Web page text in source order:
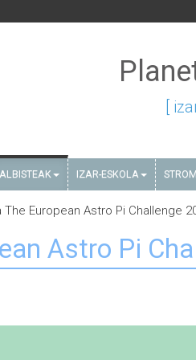
[
ALBISTEAK IZAR-ESKOLA STROM
The European Astro Pi Challenge
Astro Pi